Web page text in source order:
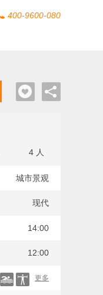
400-9600-080
4 人
城市景观
现代
14:00
12:00
更多